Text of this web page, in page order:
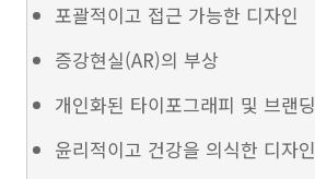
포괄적이고 접근 가능한 디자인
증강현실(AR)의 부상
개인화된 타이포그래피 및 브랜딩
윤리적이고 건강을 의식한 디자인